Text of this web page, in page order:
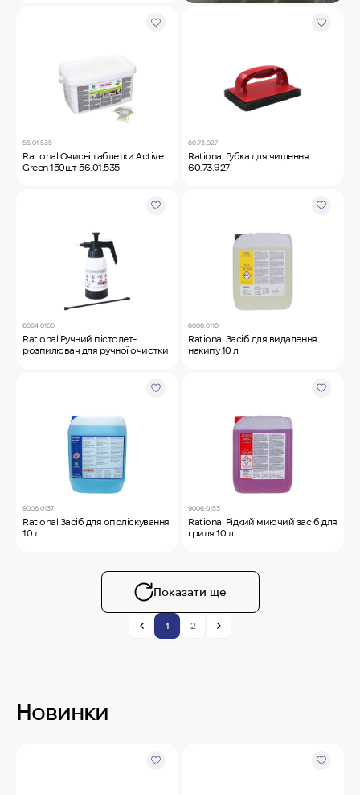
56.01.535
Rational Очисні таблетки Active
Green 150шт 56.01.535
60.73.927
Rational Губка для чищення
60.73.927
6004.0100
Rational Ручний пістолет-
розпилювач для ручної очистки
6006.0110
Rational Засіб для видалення
накипу 10 л
9006.0137
Rational Засіб для ополіскування
10 л
9006.0153
Rational Рідкий миючий засіб для
гриля 10 л
Показати ще
1 2
Новинки